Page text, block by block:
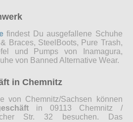
findest Du ausgefallene Schuhe
Braces, SteelBoots, Pure Trash,
und Pumps von Inamagura,
von Banned Alternative Wear.
in Chemnitz
von Chemnitz/Sachsen können
in 09113 Chemnitz /
Str. 32 besuchen. Das